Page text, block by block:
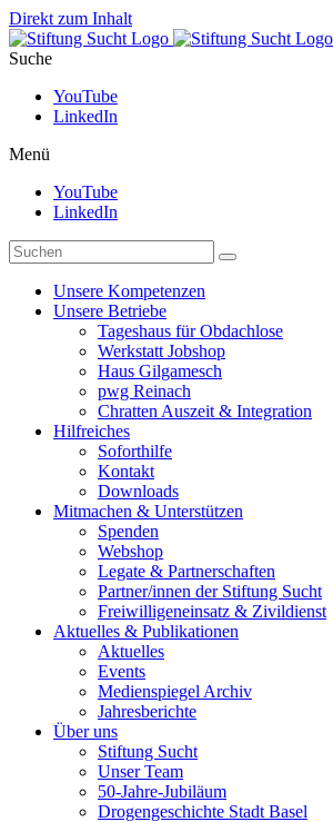
Direkt zum Inhalt
Suche
YouTube
LinkedIn
Menü
YouTube
LinkedIn
Unsere Kompetenzen
Unsere Betriebe
Tageshaus für Obdachlose
Werkstatt Jobshop
Haus Gilgamesch
pwg Reinach
Chratten Auszeit & Integration
Hilfreiches
Soforthilfe
Kontakt
Downloads
Mitmachen & Unterstützen
Spenden
Webshop
Legate & Partnerschaften
Partner/innen der Stiftung Sucht
Freiwilligeneinsatz & Zivildienst
Aktuelles & Publikationen
Aktuelles
Events
Medienspiegel Archiv
Jahresberichte
Über uns
Stiftung Sucht
Unser Team
50-Jahre-Jubiläum
Drogengeschichte Stadt Basel